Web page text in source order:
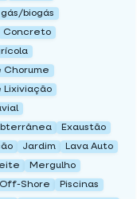
biogás
Concreto
Chorume
Lixiviação
Exaustão
Jardim
Lava Auto
Mergulho
Off-Shore
Piscinas